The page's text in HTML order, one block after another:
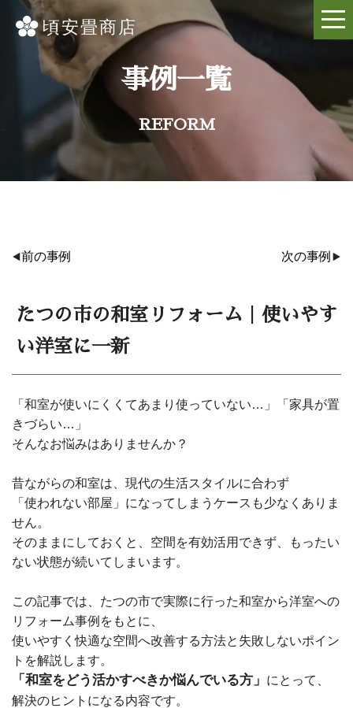
事例一覧
REFORM
前の事例 次の事例
たつの市の和室リフォーム｜使いやす
い洋室に一新
「和室が使いにくくてあまり使っていない…」「家具が置
きづらい…」
そんなお悩みはありませんか？
昔ながらの和室は、現代の生活スタイルに合わず
「使われない部屋」になってしまうケースも少なくありま
せん。
そのままにしておくと、空間を有効活用できず、もったい
ない状態が続いてしまいます。
この記事では、たつの市で実際に行った和室から洋室への
リフォーム事例をもとに、
使いやすく快適な空間へ改善する方法と失敗しないポイン
トを解説します。
「和室をどう活かすべきか悩んでいる方」 にとって、
解決のヒントになる内容です。